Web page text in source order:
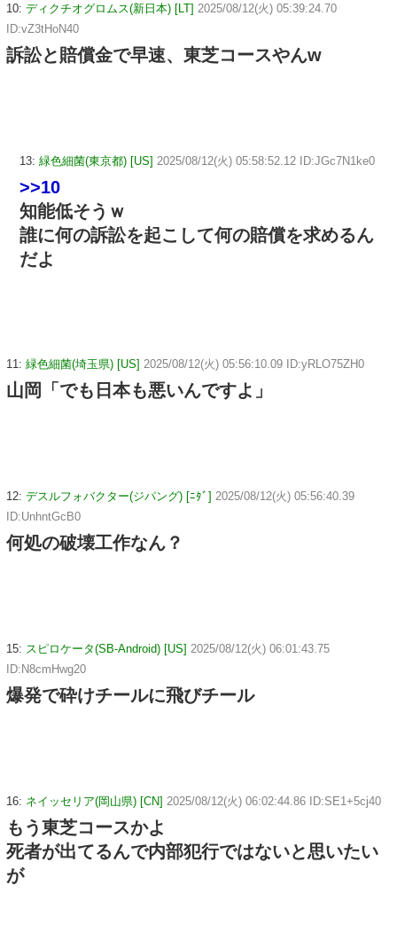
10: ディクチオグロムス(新日本) [LT] 2025/08/12(火) 05:39:24.70
ID:vZ3tHoN40
訴訟と賠償金で早速、東芝コースやんw
13: 緑色細菌(東京都) [US] 2025/08/12(火) 05:58:52.12 ID:JGc7N1ke0
>>10
知能低そうｗ
誰に何の訴訟を起こして何の賠償を求めるん
だよ
11: 緑色細菌(埼玉県) [US] 2025/08/12(火) 05:56:10.09 ID:yRLO75ZH0
山岡「でも日本も悪いんですよ」
12: デスルフォバクター(ジパング) [ﾆﾀﾞ] 2025/08/12(火) 05:56:40.39
ID:UnhntGcB0
何処の破壊工作なん？
15: スピロケータ(SB-Android) [US] 2025/08/12(火) 06:01:43.75
ID:N8cmHwg20
爆発で砕けチールに飛びチール
16: ネイッセリア(岡山県) [CN] 2025/08/12(火) 06:02:44.86 ID:SE1+5cj40
もう東芝コースかよ
死者が出てるんで内部犯行ではないと思いたい
が